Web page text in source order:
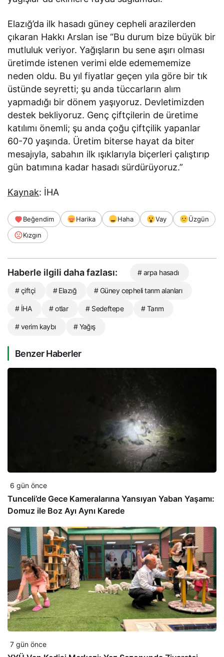
Elazığ’da ilk hasadı güney cepheli arazilerden
çıkaran Hakkı Arslan ise “Bu durum bize büyük bir
mutluluk veriyor. Yağışların bu sene aşırı olması
üretimde istenen verimi elde edemememize
neden oldu. Bu yıl fiyatlar geçen yıla göre bir tık
üstünde seyretti; şu anda tüccarların alım
yapmadığı bir dönem yaşıyoruz. Devletimizden
destek bekliyoruz. Genç çiftçilerin de üretime
katılımı önemli; şu anda çoğu çiftçilik yapanlar
60-70 yaşında. Üretim biterse hayat da biter
mesajıyla, sabahın ilk ışıklarıyla biçerleri çalıştırıp
gün batımına kadar hasadı sürdürüyoruz.”
Kaynak: İHA
Beğendim Harika Haha Vay
Üzgün
Kızgın
Haberle ilgili daha fazlası: # arpa hasadı
# çiftçi # Elazığ # Güney cepheli tarım alanları
# İHA # otlar # Sedeftepe # Tarım
# verim kaybı # Yağış
Benzer Haberler
6 gün önce
Tunceli’de Gece Kameralarına Yansıyan Yaban Yaşamı:
Domuz ile Boz Ayı Aynı Karede
7 gün önce